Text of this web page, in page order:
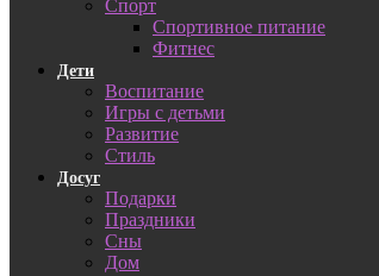
Спорт
Спортивное питание
Фитнес
Дети
Воспитание
Игры с детьми
Развитие
Стиль
Досуг
Подарки
Праздники
Сны
Дом